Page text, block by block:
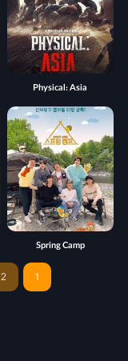
Physical: Asia
Spring Camp
1
2